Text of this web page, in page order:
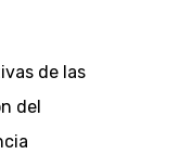
de las
del